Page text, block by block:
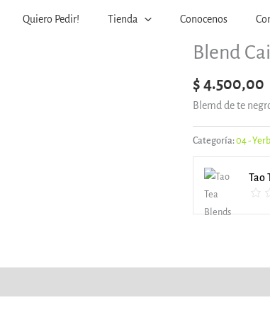
Quiero Pedir! Tienda Conocenos
Blend
$ 4.500,00
Blemd de te
Categoría:04 -
Tao